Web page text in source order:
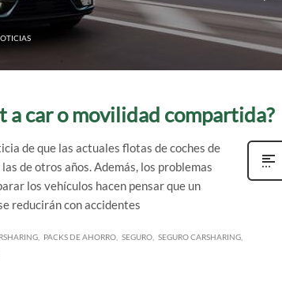
a car o movilidad compartida?
de que las actuales flotas de coches de
de otros años. Además, los problemas
los vehículos hacen pensar que un
reducirán con accidentes
PACKS DE AHORRO SEGURO SEGURO CARSHARING